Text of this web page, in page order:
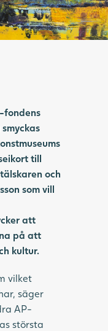
fondens
till
och
som vill
att
på att
kultur.
vilket
säger
AP-
största